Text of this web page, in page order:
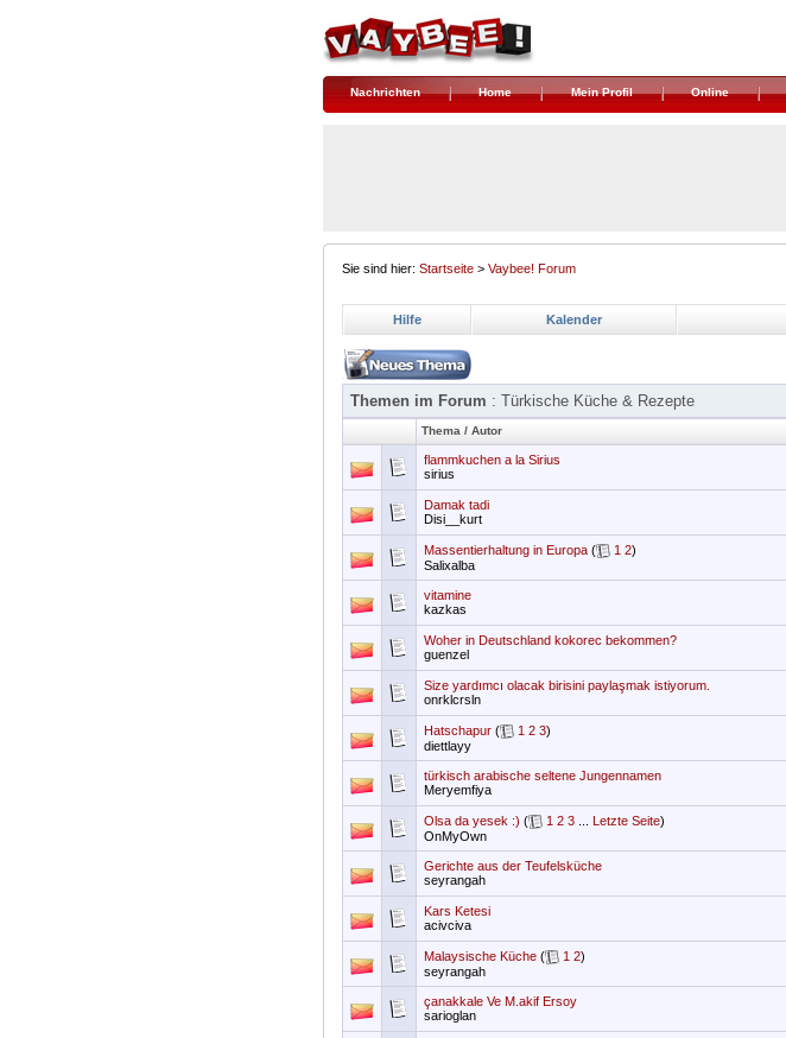
Nachrichten Home Mein Profil Online
Sie sind hier: Startseite > Vaybee! Forum
Hilfe Kalender
Themen im Forum : Türkische Küche & Rezepte
Thema / Autor
flammkuchen a la Sirius
sirius
Damak tadi
Disi__kurt
Massentierhaltung in Europa ( 1 2)
Salixalba
vitamine
kazkas
Woher in Deutschland kokorec bekommen?
guenzel
Size yardımcı olacak birisini paylaşmak istiyorum.
onrklcrsln
Hatschapur ( 1 2 3)
diettlayy
türkisch arabische seltene Jungennamen
Meryemfiya
Olsa da yesek :) ( 1 2 3 Letzte Seite)
OnMyOwn
Gerichte aus der Teufelsküche
seyrangah
Kars Ketesi
acivciva
Malaysische Küche ( 1 2)
seyrangah
çanakkale Ve M.akif Ersoy
sarioglan